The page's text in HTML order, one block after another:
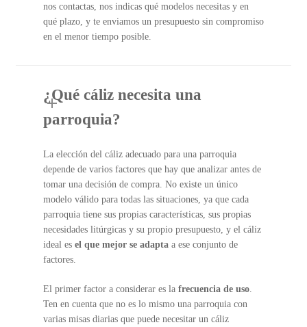
nos contactas, nos indicas qué modelos necesitas y en
qué plazo, y te enviamos un presupuesto sin compromiso
en el menor tiempo posible.
¿Qué cáliz necesita una
parroquia?
La elección del cáliz adecuado para una parroquia
depende de varios factores que hay que analizar antes de
tomar una decisión de compra. No existe un único
modelo válido para todas las situaciones, ya que cada
parroquia tiene sus propias características, sus propias
necesidades litúrgicas y su propio presupuesto, y el cáliz
ideal es el que mejor se adapta a ese conjunto de
factores.
El primer factor a considerar es la frecuencia de uso.
Ten en cuenta que no es lo mismo una parroquia con
varias misas diarias que puede necesitar un cáliz